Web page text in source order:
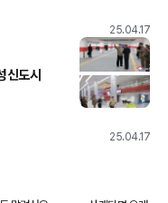
25.04.17
신도시
25.04.17